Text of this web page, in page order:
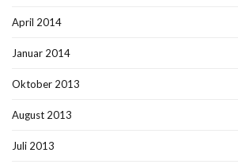
April 2014
Januar 2014
Oktober 2013
August 2013
Juli 2013